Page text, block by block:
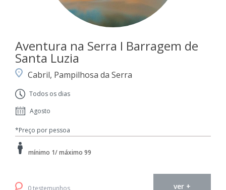
Aventura na Serra I Barragem de
Santa Luzia
Cabril, Pampilhosa da Serra
Todos os dias
Agosto
*Preço por pessoa
mínimo 1/ máximo 99
0 testemunhos ver +